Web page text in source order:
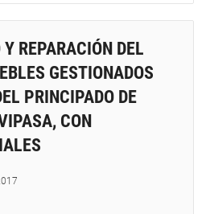
REPARACIÓN DEL
GESTIONADOS
PRINCIPADO DE
CON